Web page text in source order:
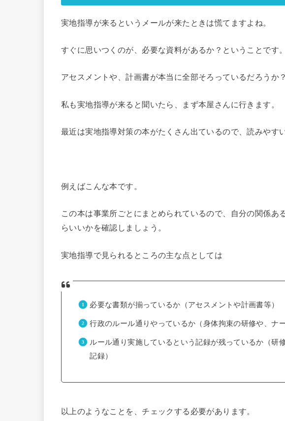
実地指導が来るというメールが来たときは慌てますよね。
すぐに思いつくのが、必要な資料があるか？ということです。
アセスメントや、計画書が本当に全部そろっているだろうか
私も実地指導が来ると聞いたら、まず本屋さんに行きます。
最近は実地指導対策の本がたくさん出ているので、読みやす
例えばこんな本です。
この本は事業所ごとにまとめられているので、自分の関係あ
らいいかを確認しましょう。
実地指導で見られるところの主な点としては
必要な書類が揃っているか（アセスメントや計画書等）
行政のルール通りやっているか（身体拘束の研修や、ナ
ルール通り実施しているという記録が残っているか（研
記録）
以上のようなことを、チェックする必要があります。